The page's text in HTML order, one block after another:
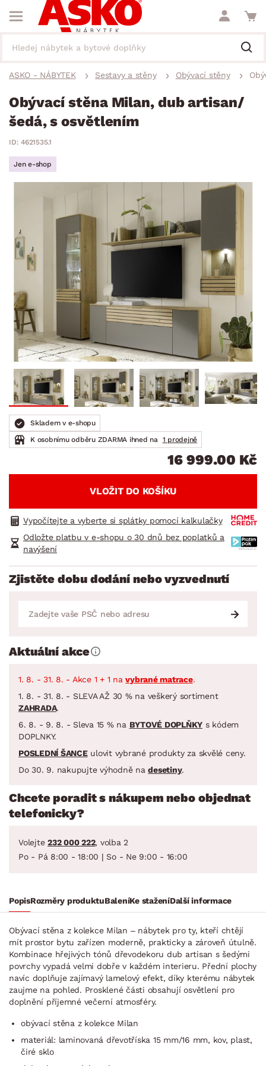
ASKO - NÁBYTEK Sestavy a stěny Obývací stěny
Obývací stěna Milan, dub artisan/
šedá, s osvětlením
ID: 4621535.1
Jen e-shop
Skladem v e-shopu
K osobnímu odběru ZDARMA ihned na
1 prodejně
16 999.00 Kč
VLOŽIT DO KOŠÍKU
Vypočítejte a vyberte si splátky pomocí kalkulačky
Odložte platbu v e-shopu o 30 dnů bez poplatků a
navýšení
Zjistěte dobu dodání nebo vyzvednutí
Aktuální akce
1. 8. - 31. 8. - Akce 1 + 1 navybrané matrace.
1. 8. - 31. 8. - SLEVA AŽ 30 % na veškerý sortiment
ZAHRADA.
6. 8. - 9. 8. - Sleva 15 % na BYTOVÉ DOPLŇKY s kódem
DOPLNKY.
POSLEDNÍ ŠANCEulovit vybrané produkty za skvělé ceny.
Do 30. 9. nakupujte výhodně nadesetiny.
Chcete poradit s nákupem nebo objednat
telefonicky?
Volejte 232 000 222, volba 2
Po - Pá 8:00 - 18:00 | So - Ne 9:00 - 16:00
PopisRozměry produktuBaleníKe staženíDalší informace
Obývací stěna z kolekce Milan – nábytek pro ty, kteří chtějí
mít prostor bytu zařízen moderně, prakticky a zároveň útulně.
Kombinace hřejivých tónů dřevodekoru dub artisan s šedými
povrchy vypadá velmi dobře v každém interieru. Přední plochy
navíc doplňuje zajímavý lamelový efekt, díky kterému nábytek
zaujme na pohled. Prosklené části obsahují osvětlení pro
doplnění příjemné večerní atmosféry.
obývací stěna z kolekce Milan
materiál: laminovaná dřevotříska 15 mm/16 mm, kov, plast,
čiré sklo